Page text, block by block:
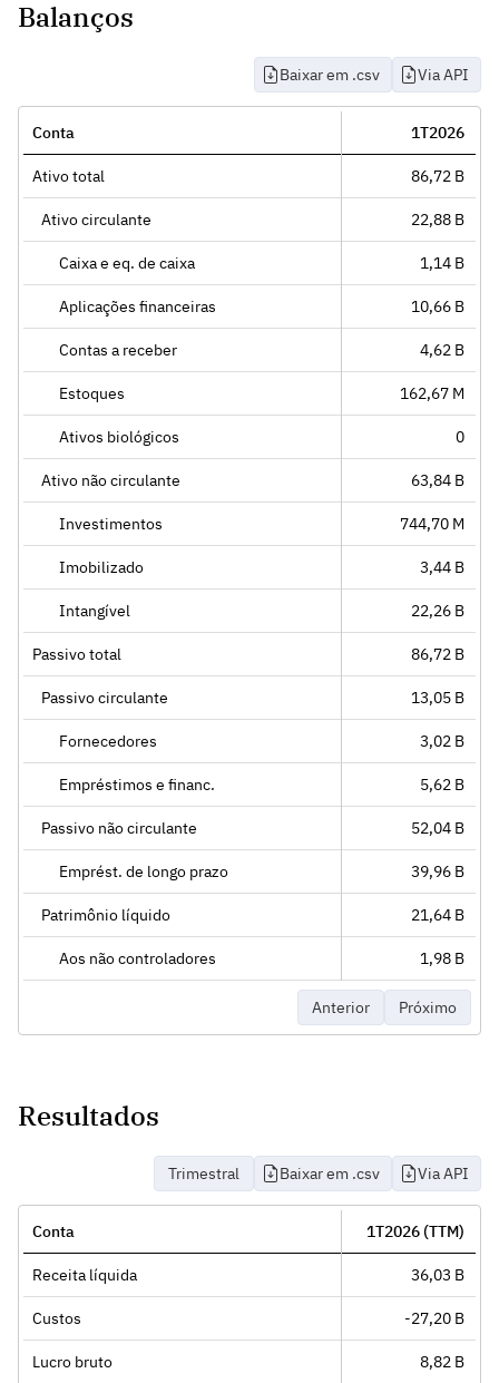
Balanços
Baixar em .csv Via API
Conta 1T2026
Ativo total 86,72 B
Ativo circulante 22,88 B
Caixa e eq. de caixa 1,14 B
Aplicações financeiras 10,66 B
Contas a receber 4,62 B
Estoques 162,67 M
Ativos biológicos 0
Ativo não circulante 63,84 B
Investimentos 744,70 M
Imobilizado 3,44 B
Intangível 22,26 B
Passivo total 86,72 B
Passivo circulante 13,05 B
Fornecedores 3,02 B
Empréstimos e financ. 5,62 B
Passivo não circulante 52,04 B
Emprést. de longo prazo 39,96 B
Patrimônio líquido 21,64 B
Aos não controladores 1,98 B
Anterior Próximo
Resultados
Trimestral Baixar em .csv Via API
Conta 1T2026 (TTM)
Receita líquida 36,03 B
Custos -27,20 B
Lucro bruto 8,82 B